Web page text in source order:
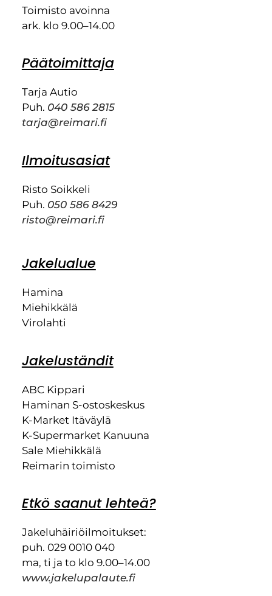
Toimisto avoinna
ark. klo 9.00–14.00
Päätoimittaja
Tarja Autio
Puh. 040 586 2815
tarja@reimari.fi
Ilmoitusasiat
Risto Soikkeli
Puh. 050 586 8429
risto@reimari.fi
Jakelualue
Hamina
Miehikkälä
Virolahti
Jakeluständit
ABC Kippari
Haminan S-ostoskeskus
K-Market Itäväylä
K-Supermarket Kanuuna
Sale Miehikkälä
Reimarin toimisto
Etkö saanut lehteä?
Jakeluhäiriöilmoitukset:
puh. 029 0010 040
ma, ti ja to klo 9.00–14.00
www.jakelupalaute.fi